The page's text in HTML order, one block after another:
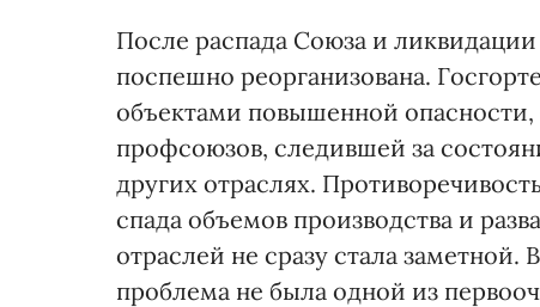
После распада Союза и
поспешно реорганизована.
объектами повышенной
профсоюзов, следившей за
других отраслях.
спада объемов производства и
отраслей не сразу стала заметной.
проблема не была одной из